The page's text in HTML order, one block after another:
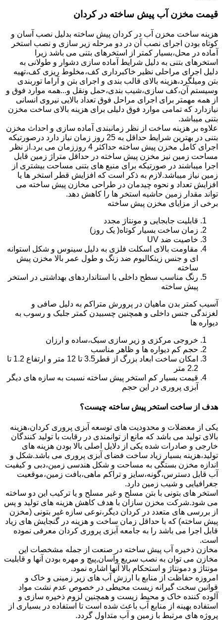
قیمت مخزن آب پیش ساخته در کردان
هزینه ساخت مخزن آب در کردان پیش ساخته بدلیل نصب آسان و
کوتاه بودن اجرای نصب آن در دو مرحله زیر سازی و نصب استخر
آماده در محل،بسیار کمتر از استخرهای بتنی می باشد زیرا
استخرهای بتنی به دلیل شرایط آماده سازی دشوار و طولانی به
دلیل اجرای مراحلی نظیر خاکبرداری کف،مخلوط ریزی کف،تهیه
بتن ومیلگرد،هزینه بالای قالب بندی و اجرای بتن و آراما توربندی
وسیستم آن،کف سازی،شیب بندی،حمل ونقل و...همه موارد فوق و
از همه مهمتر برای اجرای مراحل فوق تعداد بالایی نیروی انسانی
نیازدارد که تمامی موارد فوق دلیلی برای هزینه بالای ساخت مخزن
بتنی میباشد.
علاوه بر هزینه ساخت از نظر زمانبندی آماده سازی و احداث مخزن
بتنی در بهترین شرایط حداقل به 25 روز زمان نیاز دارد درصورتیکه
اجرای کامل مخزن پیش ساخته حداکثر 4 روززمان می برد.از نظر
مساحت زمین نیز مخزن پیش ساخته در حداقل متراژ زمین قابل
اجرا میباشند در صورتیکه برای منبع های بتنی مساحت بیشتری از
زمین نیاز میباشد.لازم به ذکر است که افزایش قطر استخر ها یا
افزایش تعداد و نحوه چیدمان در طراحی مخازن پیش ساخته می
تواند مقدار زمین حاشیه استخر ها را کاهش دهد.
برخی از مزایای مخزن پیش ساخته
قابلیت جابجایی و مونتاژ مجدد
زمان ساخت بسیار کوتاه( یک روز)
خاصیت ضد UV
مقاومت بالای اسکلت فلزی به دلیل سینوس و شکل استوانه
ای و جنس زینکالیوم ضد زنگ و طول عمر بالا مخزن پیش
ساخته
رنگ مناسب سطح داخلی با استانداردهای بهداشتی در استخر
پیش ساخته
آسیب کمتر بدن ماهیان در پرورش متراکم به دلیل صافی و
لغزندگی جنس داخلی و همچنین چسبیدن کمتر جلبک و رسوب به
دیواره ها
خروجی مرکزی و زیر سازی سبک،ساده و ارزان
حجم کم دیواره ها و ظاهر مناسب
امکان ساخت ابعاد بزرگ از قطر3.5 تا 12 متر و ارتفاع 1.2 تا
2.2 متر
قیمت بسیار کم استخر پیش ساخته نسبت به سازه های دیگر
آبزی پروری در این حجم
هدف از ساخت استخر پیش ساخته چیست؟
یکی از معضلات و محدودیت های توسعه آبزی پروری کردان،هزینه
بالای تولید می باشد که مانع از توانمندی در رقابت با تولید کنندگان
خارجی و صادرات شده یکی از دلایل اصلی بالا بودن هزینه های
تولید،هزینه بسیار زیاد ساخت فضای آبزی پروری می باشد.شکل و
اندازه مخزن بستگی به مساحت و شکل هندسی زمین،دبی و کیفیت
آب قابل دسترس،گونه،سایز و تراکم ماهی،بافت زمین،موقعیت
جغرافیایی و شیب زمین دارد.
استخر های بتونی با بتن مسلح و غیر مسلح و یا ترکیب این دو ساخته
می شود.شرکت مخزن سازان با هدف کاهش هزینه های تولید و پس
از بررسی های متعدد در کردان دیگر،نوعی سازه غیر بتونی (مخزن
پیش ساخته) که با حداقل زمان ساخت و هزینه در گنجایش های زیاد
قابل اجرا می باشد را به جامعه آبزی پروری کردان معرفی نموده
است.
مخازن ذخیره آب پیش ساخته در صنعت از جمله مشخصات این
مخازن می توان به نصب سریع وآسان,پیچ و مهره بودن آنها و قابلیت
مونتاژ و دمونتاژ و استحکام بالا آنها اشاره نمود.
امروزه حفاظت از منابع با ارزش آب های زیر زمینی و خاک و
قوانین سخت گیرانه زیست محیطی در خصوص عدم نشت مواد
آلوده کننده خاک و محیط زیست و همچنین لزوم ذخیره سازی و
استفاده بهینه از منابع آب باعث شده است تا استفاده در بسیاری از
پروژه های مرتبط با زمین و آب متداول گردد.